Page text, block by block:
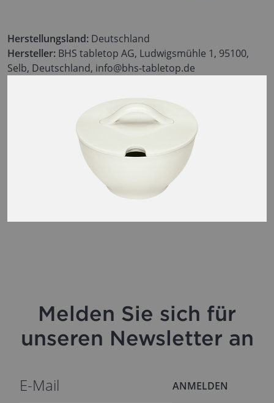
Herstellungsland: Deutschland
Hersteller: BHS tabletop AG, Ludwigsmühle 1, 95100,
Selb, Deutschland, info@bhs-tabletop.de
Melden Sie sich für
unseren Newsletter an
ANMELDEN